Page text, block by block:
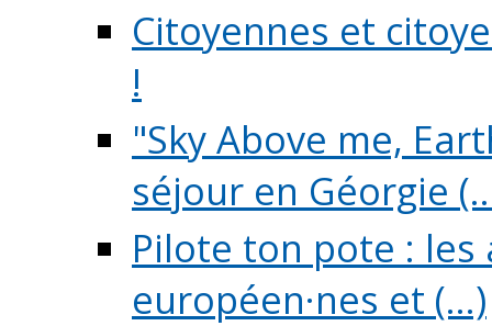
Citoyennes et
!
"Sky Above me,
séjour en Géorgie
Pilote ton pote :
européen·nes et (...)